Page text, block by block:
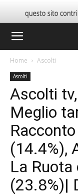
Home Ascolti
Ascolti
Ascolti
Meglio
(14.4%),
La
(23.8%)|